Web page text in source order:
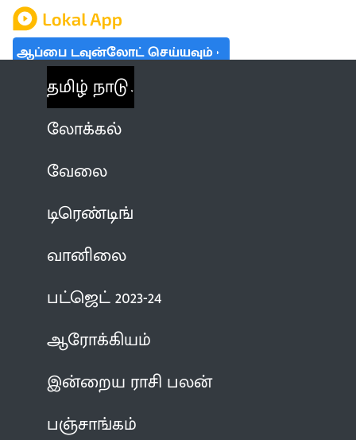
ஆப்பை டவுன்லோட் செய்யவும்
தமிழ் நாடு
லோக்கல்
வேலை
டிரெண்டிங்
வானிலை
பட்ஜெட் 2023-24
ஆரோக்கியம்
இன்றைய ராசி பலன்
பஞ்சாங்கம்